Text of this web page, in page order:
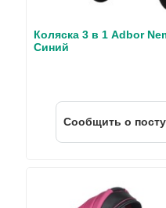
Коляска 3 в 1 Adbor
Синий
Cообщить о